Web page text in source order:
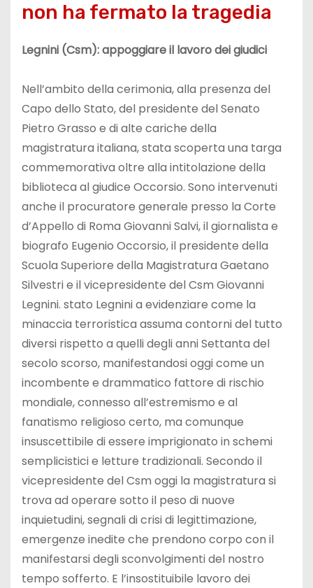
non ha fermato la tragedia
Legnini (Csm): appoggiare il lavoro dei giudici
Nell’ambito della cerimonia, alla presenza del
Capo dello Stato, del presidente del Senato
Pietro Grasso e di alte cariche della
magistratura italiana, stata scoperta una targa
commemorativa oltre alla intitolazione della
biblioteca al giudice Occorsio. Sono intervenuti
anche il procuratore generale presso la Corte
d’Appello di Roma Giovanni Salvi, il giornalista e
biografo Eugenio Occorsio, il presidente della
Scuola Superiore della Magistratura Gaetano
Silvestri e il vicepresidente del Csm Giovanni
Legnini. stato Legnini a evidenziare come la
minaccia terroristica assuma contorni del tutto
diversi rispetto a quelli degli anni Settanta del
secolo scorso, manifestandosi oggi come un
incombente e drammatico fattore di rischio
mondiale, connesso all’estremismo e al
fanatismo religioso certo, ma comunque
insuscettibile di essere imprigionato in schemi
semplicistici e letture tradizionali. Secondo il
vicepresidente del Csm oggi la magistratura si
trova ad operare sotto il peso di nuove
inquietudini, segnali di crisi di legittimazione,
emergenze inedite che prendono corpo con il
manifestarsi degli sconvolgimenti del nostro
tempo sofferto. E l’insostituibile lavoro dei